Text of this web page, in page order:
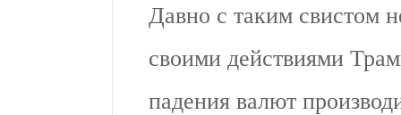
Давно с таким свистом
своими действиями
падения валют